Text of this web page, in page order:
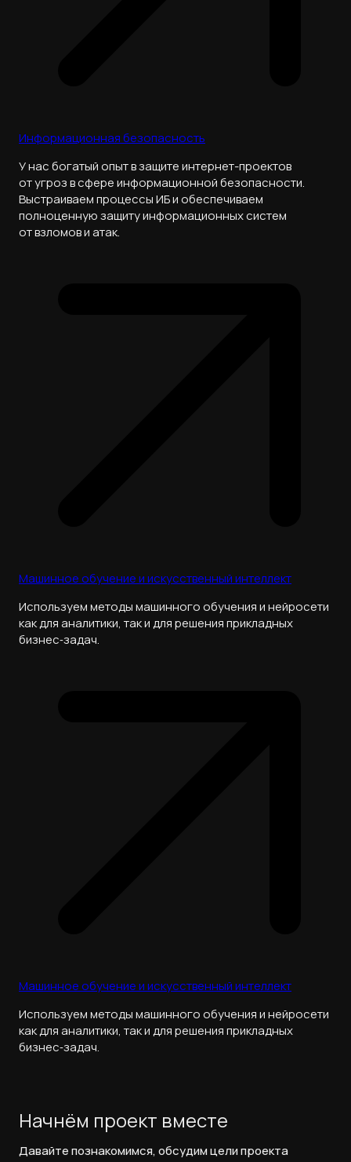
Информационная безопасность
У нас богатый опыт в защите интернет-проектов
от угроз в сфере информационной безопасности.
Выстраиваем процессы ИБ и обеспечиваем
полноценную защиту информационных систем
от взломов и атак.
Машинное обучение и искусственный интеллект
Используем методы машинного обучения и нейросети
как для аналитики, так и для решения прикладных
бизнес‑задач.
Машинное обучение и искусственный интеллект
Используем методы машинного обучения и нейросети
как для аналитики, так и для решения прикладных
бизнес‑задач.
Начнём проект вместе
Давайте познакомимся, обсудим цели проекта